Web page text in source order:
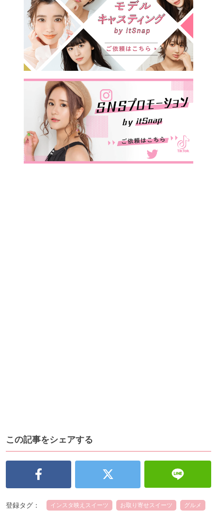
この記事をシェアする
登録タグ： インスタ映えスイーツ お取り寄せスイーツ グルメ